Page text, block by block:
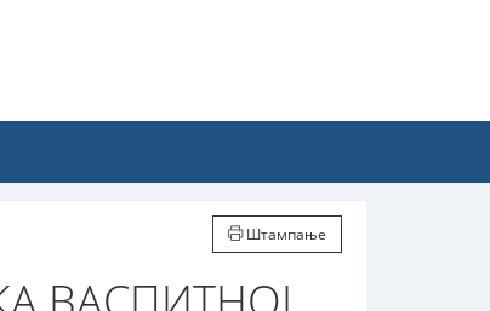
Штампање